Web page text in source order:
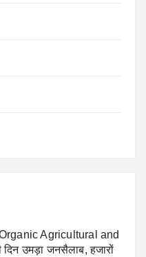
Agricultural and
उमड़ा जनसैलाब, हजारों